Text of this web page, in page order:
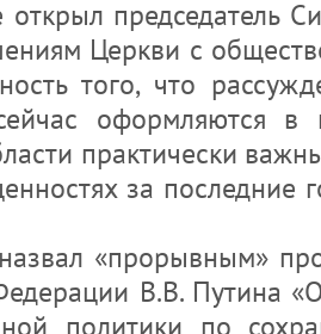
председатель
Церкви с
того, что
оформляются в
практически
за
«прорывным»
В.В. Путина
политики по